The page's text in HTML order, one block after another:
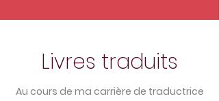
Livres traduits
Au cours de ma carrière de traductrice